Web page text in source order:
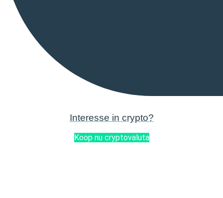
Interesse in crypto?
Koop nu cryptovaluta